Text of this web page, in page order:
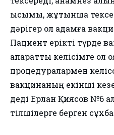
қысымы, жұтқыншақ
дәрігер ол адамға
Пациент ерікті түрде
ақпараттық келісімге қол
процедуралармен
вакцинаның екінші
деді Ерлан Қиясов №6
тілшілерге берген